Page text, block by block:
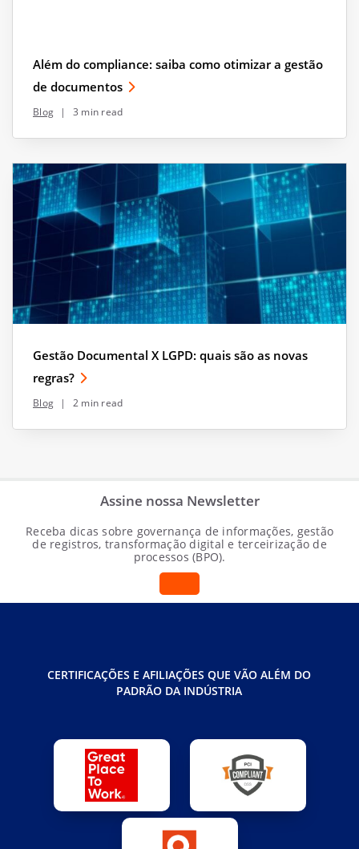
Além do compliance: saiba como otimizar a gestão
de documentos
Blog | 3 min read
Gestão Documental X LGPD: quais são as novas
regras?
Blog | 2 min read
Assine nossa Newsletter
Receba dicas sobre governança de informações, gestão
de registros, transformação digital e terceirização de
processos (BPO).
CERTIFICAÇÕES E AFILIAÇÕES QUE VÃO ALÉM DO
PADRÃO DA INDÚSTRIA